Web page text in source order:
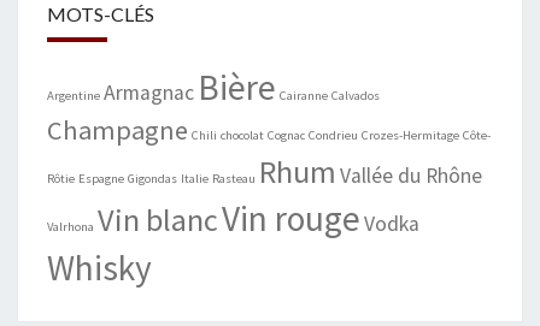
MOTS-CLÉS
Argentine Armagnac Bière Cairanne Calvados
Champagne Chili chocolat Cognac Condrieu Crozes-Hermitage Côte-
Rôtie Espagne Gigondas Italie Rasteau Rhum Vallée du Rhône
Valrhona Vin blancVin rougeVodka
Whisky